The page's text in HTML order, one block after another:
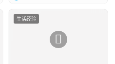
生活经验